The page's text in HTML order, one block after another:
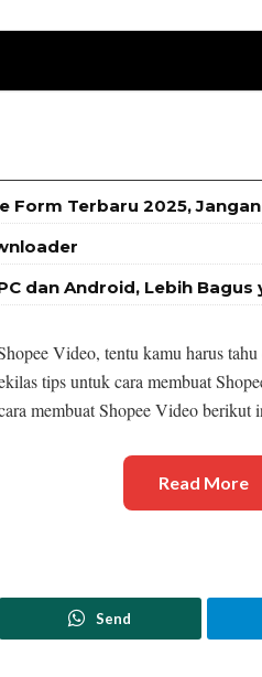
Form Terbaru 2025,
dan Android, Lebih Bagus
Video, tentu kamu harus
tips untuk cara membuat
membuat Shopee Video berikut
Read More
Send